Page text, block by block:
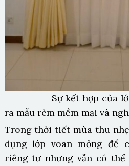
Sự kết hợp của
ra mẫu rèm mềm mại và
Trong thời tiết mùa thu
dụng lớp voan mỏng để
riêng tư nhưng vẫn có thể